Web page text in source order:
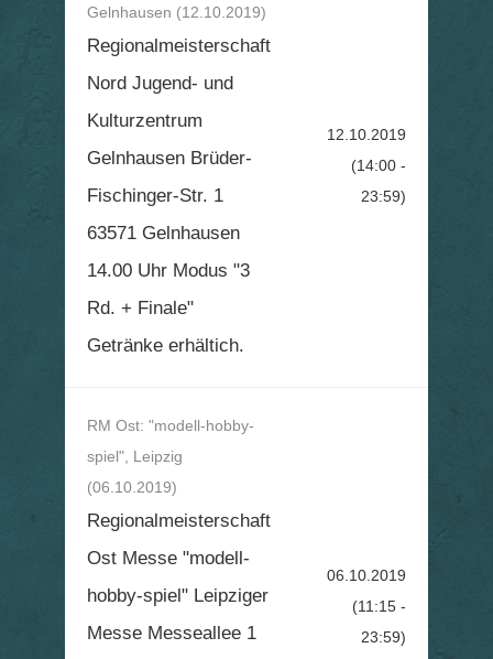
Gelnhausen (12.10.2019)
Regionalmeisterschaft
Nord Jugend- und
Kulturzentrum
Gelnhausen Brüder-
Fischinger-Str. 1
63571 Gelnhausen
14.00 Uhr Modus "3
Rd. + Finale"
Getränke erhältich.
12.10.2019
(14:00 -
23:59)
RM Ost: "modell-hobby-
spiel", Leipzig
(06.10.2019)
Regionalmeisterschaft
Ost Messe "modell-
hobby-spiel" Leipziger
Messe Messeallee 1
06.10.2019
(11:15 -
23:59)